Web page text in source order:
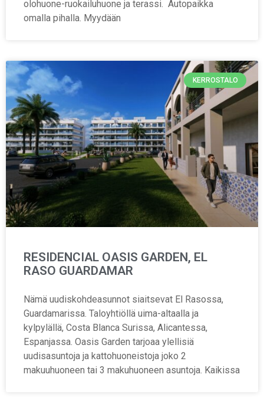
olohuone-ruokailuhuone ja terassi. Autopaikka
omalla pihalla. Myydään
KERROSTALO
RESIDENCIAL OASIS GARDEN, EL
RASO GUARDAMAR
Nämä uudiskohdeasunnot siaitsevat El Rasossa,
Guardamarissa. Taloyhtiöllä uima-altaalla ja
kylpylällä, Costa Blanca Surissa, Alicantessa,
Espanjassa. Oasis Garden tarjoaa ylellisiä
uudisasuntoja ja kattohuoneistoja joko 2
makuuhuoneen tai 3 makuhuoneen asuntoja. Kaikissa